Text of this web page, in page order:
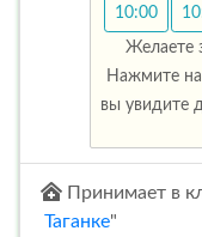
10:00
Желаете
Нажмите
вы увидите
Принимает в
Таганке"